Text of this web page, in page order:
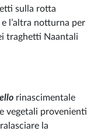
sulla rotta
l’altra notturna per
traghetti Naantali
rinascimentale
vegetali provenienti
la